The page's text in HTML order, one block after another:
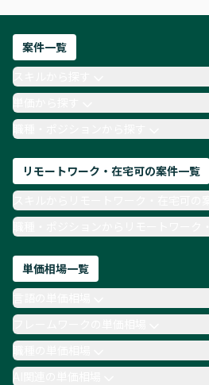
フロントエンドエンジニア
ネットワークエンジニア
AIエンジニア
Webデザイナー
月収100万円 業務委託
TypeScript
Laravel AWS
案件一覧
単価から探す
職種・ポジションから探す
リモートワーク・在宅可の案件一覧
職種・ポジションからリモートワーク
単価相場一覧
職種の単価相場
AI関連の単価相場